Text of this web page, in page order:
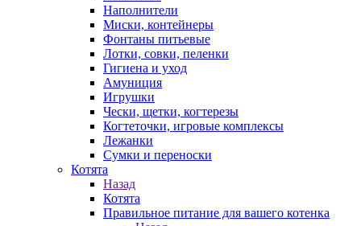
Наполнители
Миски, контейнеры
Фонтаны питьевые
Лотки, совки, пеленки
Гигиена и уход
Амуниция
Игрушки
Чески, щетки, когтерезы
Когтеточки, игровые комплексы
Лежанки
Сумки и переноски
Котята
Назад
Котята
Правильное питание для вашего котенка